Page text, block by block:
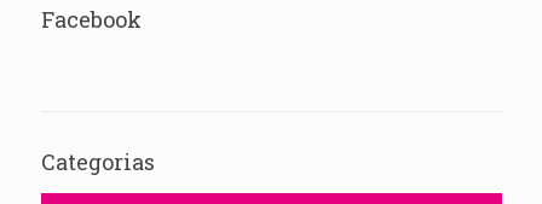
Facebook
Categorias